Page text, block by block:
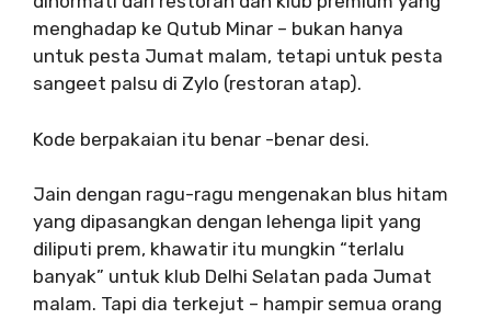
menghadap ke Qutub Minar – bukan hanya
untuk pesta Jumat malam, tetapi untuk pesta
sangeet palsu di Zylo (restoran atap).
Kode berpakaian itu benar -benar desi.
Jain dengan ragu-ragu mengenakan blus hitam
yang dipasangkan dengan lehenga lipit yang
diliputi prem, khawatir itu mungkin “terlalu
banyak” untuk klub Delhi Selatan pada Jumat
malam. Tapi dia terkejut – hampir semua orang